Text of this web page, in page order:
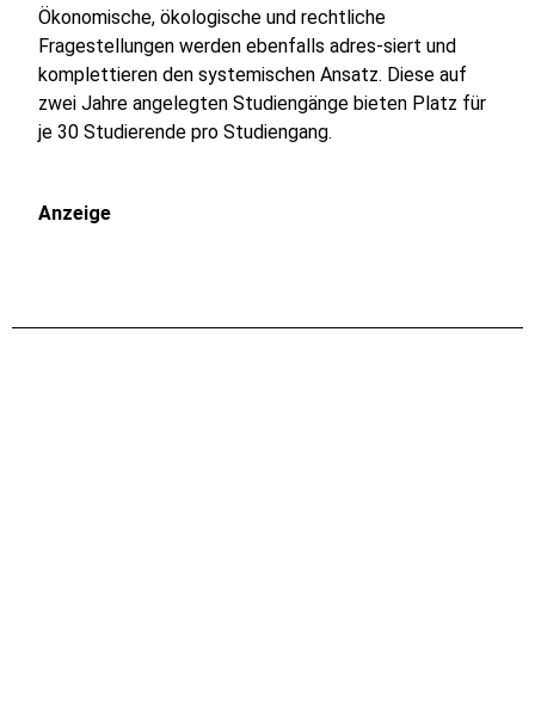
Ökonomische, ökologische und rechtliche
Fragestellungen werden ebenfalls adres-siert und
komplettieren den systemischen Ansatz. Diese auf
zwei Jahre angelegten Studiengänge bieten Platz für
je 30 Studierende pro Studiengang.
Anzeige